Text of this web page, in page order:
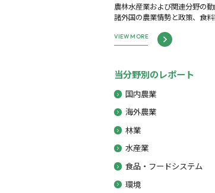
農林水産業および関連分野の動
諸外国の農業情勢と政策、食
VIEW MORE
当分野別のレポート
国内農業
海外農業
林業
水産業
食品・フードシステム
環境